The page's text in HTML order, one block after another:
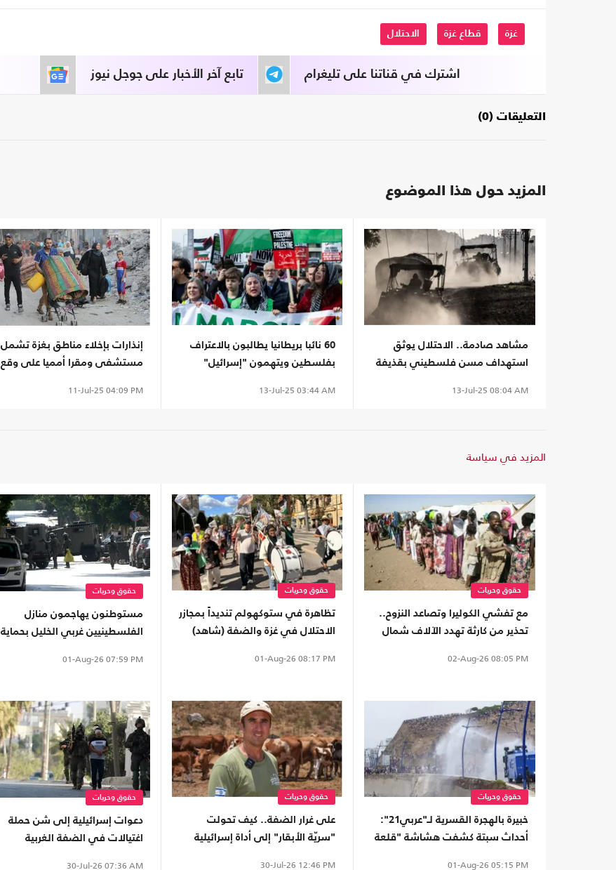
غزة قطاع غزة الاحتلال
تابع آخر الأخبار على جوجل نيوز اشترك في قناتنا على تليغرام
التعليقات (0)
المزيد حول هذا الموضوع
مشاهد صادمة.. الاحتلال يوثق
استهداف مسن فلسطيني بقذيفة
13-Jul-25 08:04 AM
60 نائبا بريطانيا يطالبون بالاعتراف
بفلسطين ويتهمون "إسرائيل"
13-Jul-25 03:44 AM
إنذارات بإخلاء مناطق بغزة تشمل
مستشفى ومقرا أمميا على وقع
11-Jul-25 04:09 PM
المزيد في سياسة
حقوق وحريات
مع تفشي الكوليرا وتصاعد النزوح..
تحذير من كارثة تهدد الآلاف شمال
02-Aug-26 08:05 PM
حقوق وحريات
تظاهرة في ستوكهولم تنديداً بمجازر
الاحتلال في غزة والضفة (شاهد)
01-Aug-26 08:17 PM
حقوق وحريات
مستوطنون يهاجمون منازل
الفلسطينيين غربي الخليل بحماية
01-Aug-26 07:59 PM
حقوق وحريات
خبيرة بالهجرة القسرية لـ"عربي21":
أحداث سبتة كشفت هشاشة "قلعة
01-Aug-26 05:15 PM
حقوق وحريات
على غرار الضفة.. كيف تحولت
"سريّة الأبقار" إلى أداة إسرائيلية
30-Jul-26 12:46 PM
حقوق وحريات
دعوات إسرائيلية إلى شن حملة
اغتيالات في الضفة الغربية
30-Jul-26 07:36 AM